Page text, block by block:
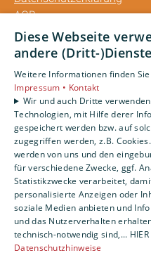
AGB
Unsere Bereiche
Gewerbekunden
Karriere
Unternehmen
Kontakt
Diese Webseite
andere (Dritt-)Dienste
Weitere Informationen finden
Impressum • Kontakt
Wir und auch Dritte
Technologien, mit Hilfe derer
gespeichert werden bzw. auf
zugegriffen werden, z.B.
werden von uns und den
für verschiedene Zwecke, ggf.
Statistikzwecke verarbeitet,
personalisierte Anzeigen oder
soziale Medien anbieten und
und das Nutzerverhalten
technisch-notwendig sind,... HIER
Datenschutzhinweise